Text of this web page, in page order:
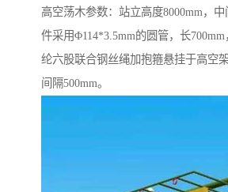
高空荡木参数：站立高度8000mm，
件采用Φ114*3.5mm的圆管，长
纶六股联合钢丝绳加抱箍悬挂于高空
间隔500mm。